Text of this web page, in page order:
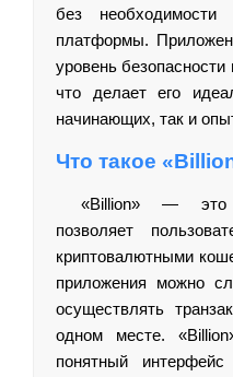
без необходимости
платформы.
уровень безопасности
что делает его
начинающих, так и
Что такое
«Billion» — это
позволяет
криптовалютными
приложения можно
осуществлять
одном месте.
понятный